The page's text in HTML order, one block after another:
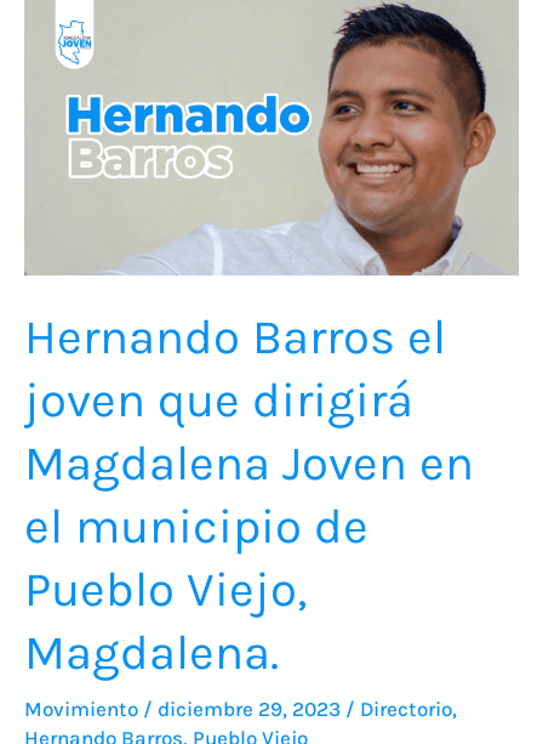
Hernando Barros el
joven que dirigirá
Magdalena Joven en
el municipio de
Pueblo Viejo,
Magdalena.
Movimiento / diciembre 29, 2023 / Directorio,
Hernando Barros, Pueblo Viejo
Hernando
Barros
joven
Joven
el
municipio
de
Pueblo
Viejo,
Magdalena.